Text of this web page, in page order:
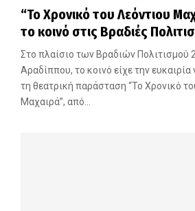
“Το Χρονικό του Λεόντιου
το κοινό στις Βραδιές
Στο πλαίσιο των Βραδιών Πολιτισμού
Αραδίππου, το κοινό είχε την
τη θεατρική παράσταση “Το Χρονικό
Μαχαιρά”, από...